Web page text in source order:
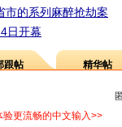
市的系列麻醉抢劫案
日开幕
跟帖 精华帖
更流畅的中文输入>>